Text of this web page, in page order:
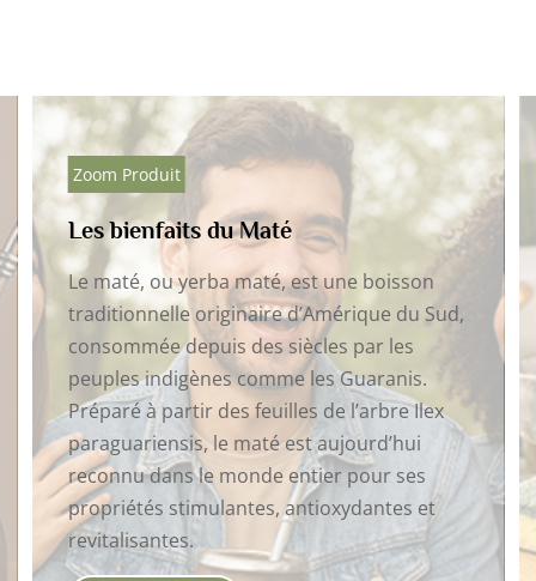
une boisson
du Sud,
par les
les Guaranis.
de l’arbre Ilex
aujourd’hui
pour ses
et
Zoom Produit
Savon solide vaisselle bio :
l’alternative écologique,
et efficace au liquide
Nous sommes tous à la
produit écologique et surtout
Marre de remplir nos
plastiques.